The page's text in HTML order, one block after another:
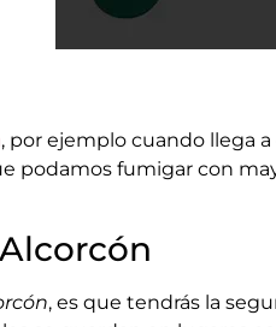
, por ejemplo cuando llega
podamos fumigar con
, es que tendrás la